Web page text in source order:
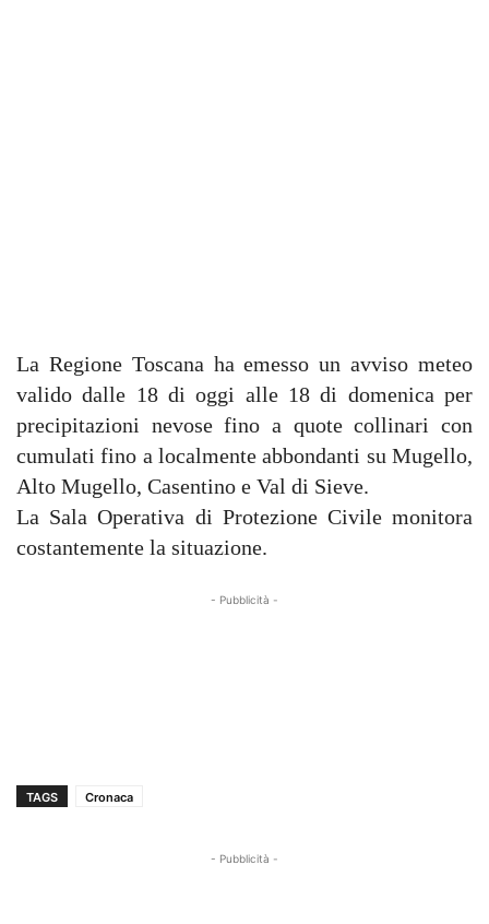
La Regione Toscana ha emesso un avviso meteo
valido dalle 18 di oggi alle 18 di domenica per
precipitazioni nevose fino a quote collinari con
cumulati fino a localmente abbondanti su Mugello,
Alto Mugello, Casentino e Val di Sieve.
La Sala Operativa di Protezione Civile monitora
costantemente la situazione.
- Pubblicità -
TAGS Cronaca
- Pubblicità -